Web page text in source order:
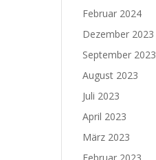
Februar 2024
Dezember 2023
September 2023
August 2023
Juli 2023
April 2023
März 2023